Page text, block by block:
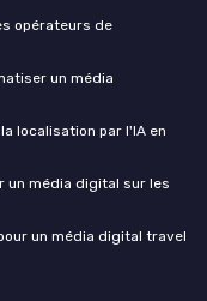
opérateurs de
un média
localisation par l'IA en
un média digital sur les
un média digital travel